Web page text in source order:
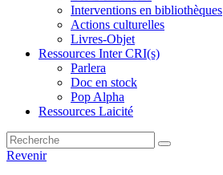
Interventions en bibliothèques
Actions culturelles
Livres-Objet
Ressources Inter CRI(s)
Parlera
Doc en stock
Pop Alpha
Ressources Laicité
Revenir